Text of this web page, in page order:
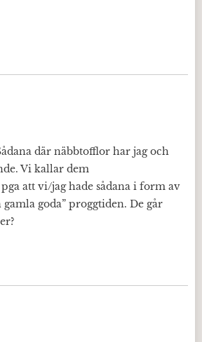
där näbbtofflor har jag och
Vi kallar dem
att vi/jag hade sådana i form av
goda” proggtiden. De går